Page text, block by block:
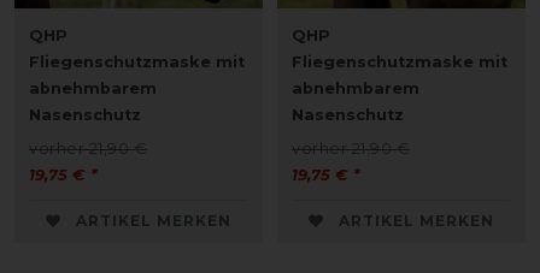
QHP
Fliegenschutzmaske mit
abnehmbarem
Nasenschutz
vorher 21,90 €
19,75 € *
ARTIKEL MERKEN
QHP
Fliegenschutzmaske mit
abnehmbarem
Nasenschutz
vorher 21,90 €
19,75 € *
ARTIKEL MERKEN